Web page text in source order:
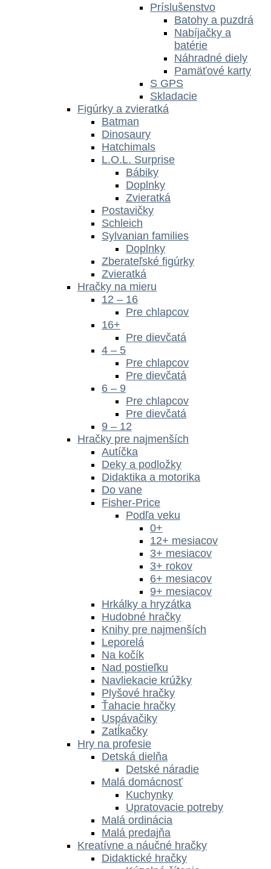
Príslušenstvo
Batohy a puzdrá
Nabíjačky a
batérie
Náhradné diely
Pamäťové karty
S GPS
Skladacie
Figúrky a zvieratká
Batman
Dinosaury
Hatchimals
L.O.L. Surprise
Bábiky
Doplnky
Zvieratká
Postavičky
Schleich
Sylvanian families
Doplnky
Zberateľské figúrky
Zvieratká
Hračky na mieru
12 – 16
Pre chlapcov
16+
Pre dievčatá
4 – 5
Pre chlapcov
Pre dievčatá
6 – 9
Pre chlapcov
Pre dievčatá
9 – 12
Hračky pre najmenších
Autíčka
Deky a podložky
Didaktika a motorika
Do vane
Fisher-Price
Podľa veku
0+
12+ mesiacov
3+ mesiacov
3+ rokov
6+ mesiacov
9+ mesiacov
Hrkálky a hryzátka
Hudobné hračky
Knihy pre najmenších
Leporelá
Na kočík
Nad postieľku
Navliekacie krúžky
Plyšové hračky
Ťahacie hračky
Uspávačiky
Zatĺkačky
Hry na profesie
Detská dielňa
Detské náradie
Malá domácnosť
Kuchynky
Upratovacie potreby
Malá ordinácia
Malá predajňa
Kreatívne a náučné hračky
Didaktické hračky